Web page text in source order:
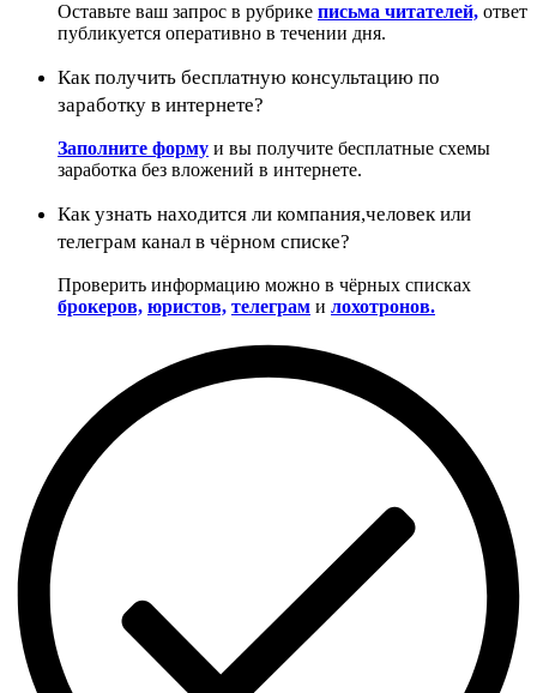
Оставьте ваш запрос в рубрике письма читателей, ответ
публикуется оперативно в течении дня.
Как получить бесплатную консультацию по
заработку в интернете?
Заполните форму и вы получите бесплатные схемы
заработка без вложений в интернете.
Как узнать находится ли компания,человек или
телеграм канал в чёрном списке?
Проверить информацию можно в чёрных списках
брокеров, юристов, телеграм и лохотронов.